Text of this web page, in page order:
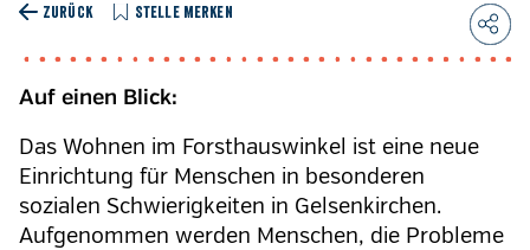
ZURÜCK STELLE MERKEN
Auf einen Blick:
Das Wohnen im Forsthauswinkel ist eine neue
Einrichtung für Menschen in besonderen
sozialen Schwierigkeiten in Gelsenkirchen.
Aufgenommen werden Menschen, die Probleme